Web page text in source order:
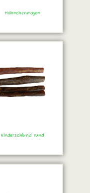
Hähnchenmagen
Rinderschlund rund